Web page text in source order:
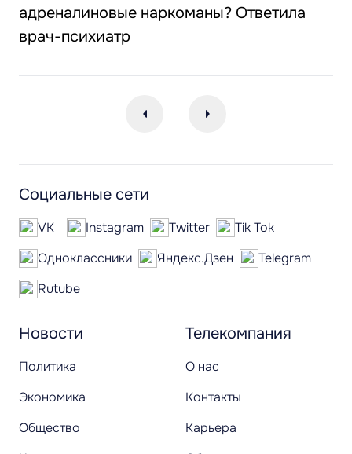
адреналиновые наркоманы? Ответила
врач-психиатр
Новости
Политика
Экономика
Общество
Телекомпания
О нас
Контакты
Карьера
Социальные сети
VK Instagram Twitter
Tik Tok
Одноклассники
Яндекс.Дзен
Telegram
Rutube